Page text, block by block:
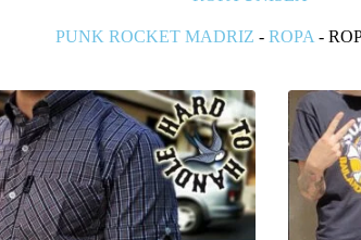
PUNK ROCKET MADRIZ -ROPA -